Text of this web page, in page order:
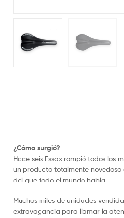
¿Cómo surgió?
Hace seis Essax ​rompió todos
un producto totalmente novedoso
del que todo el mundo habla.
Muchos miles de unidades
extravagancia para llamar la